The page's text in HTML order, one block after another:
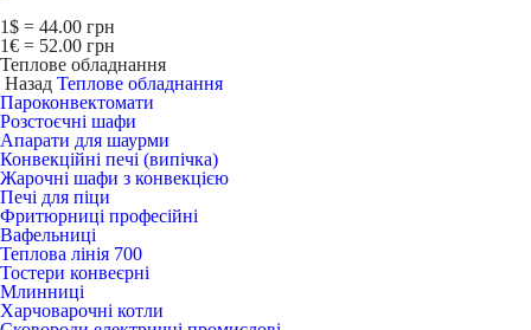
1$ = 44.00 грн
1€ = 52.00 грн
Теплове обладнання
Назад Теплове обладнання
Пароконвектомати
Розстоєчні шафи
Апарати для шаурми
Конвекційні печі (випічка)
Жарочні шафи з конвекцією
Печі для піци
Фритюрниці професійні
Вафельниці
Теплова лінія 700
Тостери конвеєрні
Млинниці
Харчоварочні котли